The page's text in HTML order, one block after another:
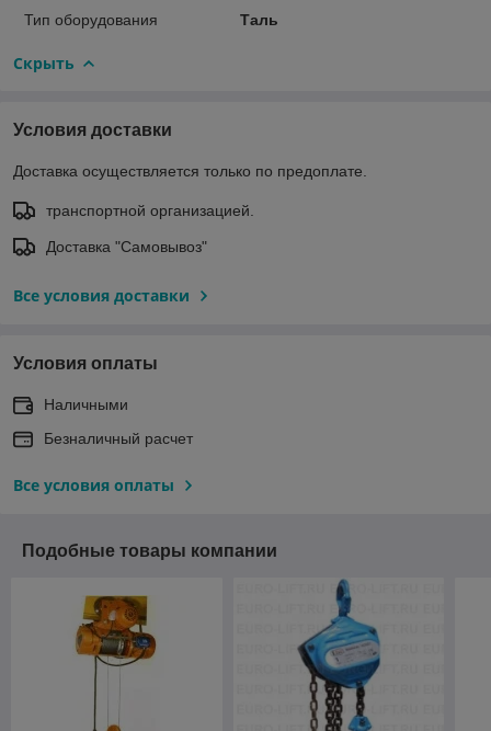
Тип оборудования
Таль
Скрыть
Условия доставки
Доставка осуществляется только по предоплате.
транспортной организацией.
Доставка "Самовывоз"
Все условия доставки
Условия оплаты
Наличными
Безналичный расчет
Все условия оплаты
Подобные товары компании